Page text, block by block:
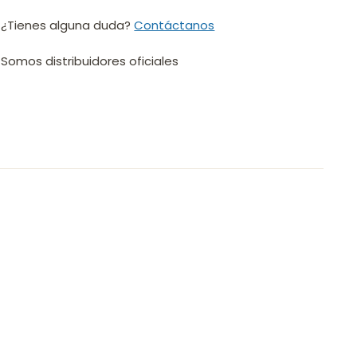
¿Tienes alguna duda?Contáctanos
Somos distribuidores oficiales